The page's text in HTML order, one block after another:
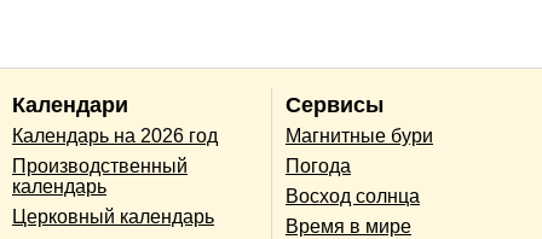
Календари
Календарь на 2026 год
Производственный
календарь
Церковный календарь
Сервисы
Магнитные бури
Погода
Восход солнца
Время в мире